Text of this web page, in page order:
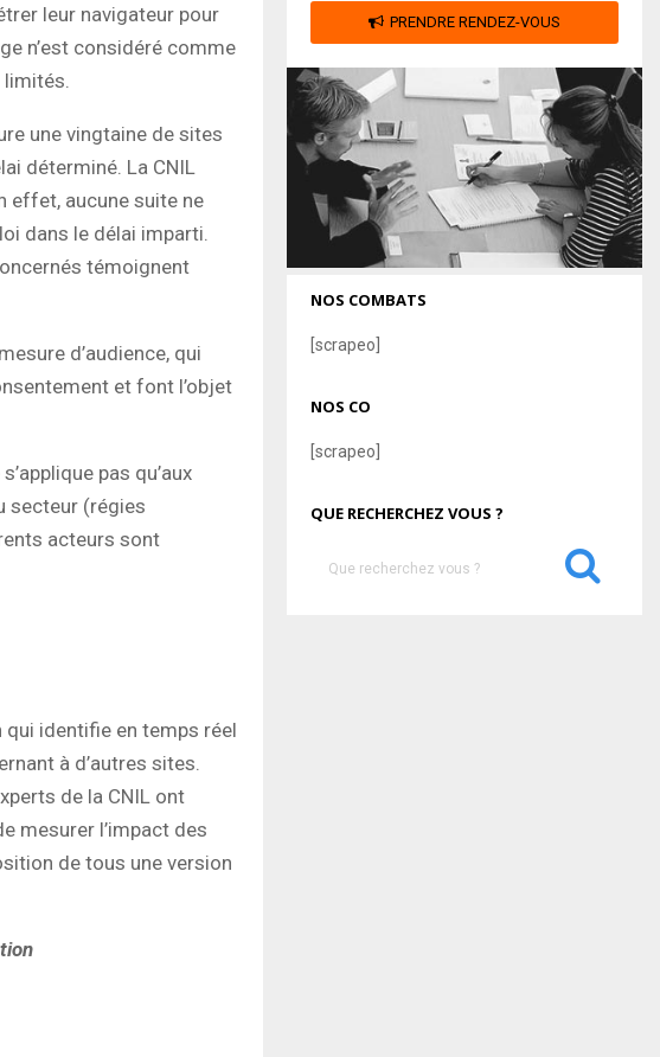
leur navigateur pour
n’est considéré comme
une vingtaine de sites
déterminé. La CNIL
effet, aucune suite ne
dans le délai imparti.
témoignent
d’audience, qui
et font l’objet
pas qu’aux
secteur (régies
acteurs sont
identifie en temps réel
à d’autres sites.
de la CNIL ont
mesurer l’impact des
de tous une version
PRENDRE RENDEZ-VOUS
NOS COMBATS
[scrapeo]
NOS CO
[scrapeo]
QUE RECHERCHEZ VOUS ?